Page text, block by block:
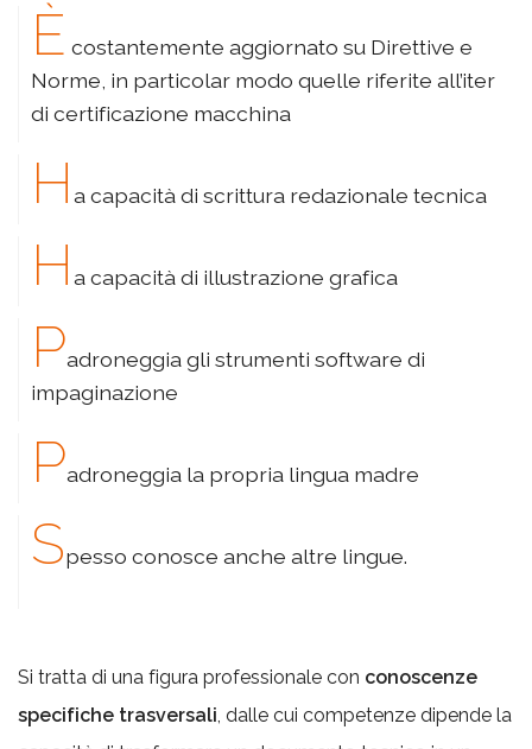
è costantemente aggiornato su Direttive e
Norme, in particolar modo quelle riferite all’iter
di certificazione macchina
h a capacità di scrittura redazionale tecnica
h a capacità di illustrazione grafica
padroneggia gli strumenti software di
impaginazione
padroneggia la propria lingua madre
spesso conosce anche altre lingue.
Si tratta di una figura professionale con conoscenze
specifiche trasversali, dalle cui competenze dipende la